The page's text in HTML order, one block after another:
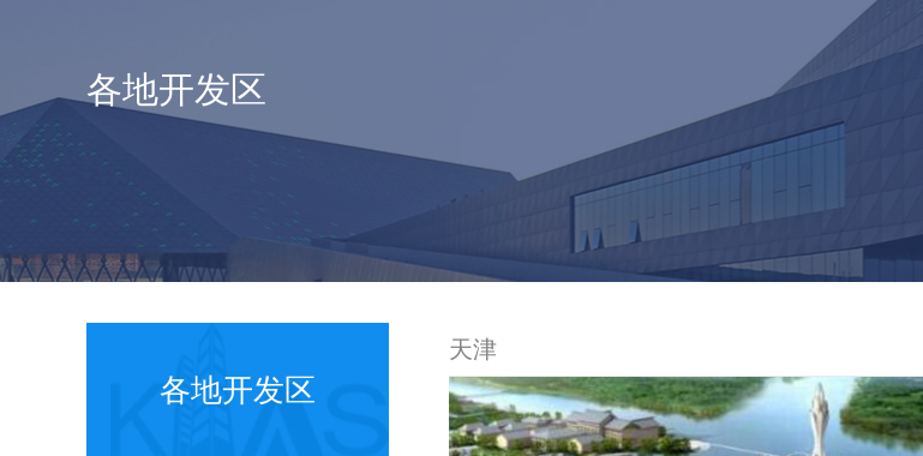
各地开发区
各地开发区
天津